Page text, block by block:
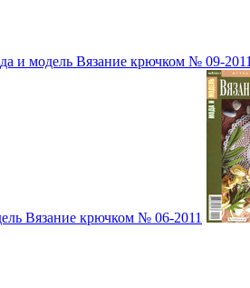
и модель Вязание крючком № 09-2011
Вязание крючком № 06-2011